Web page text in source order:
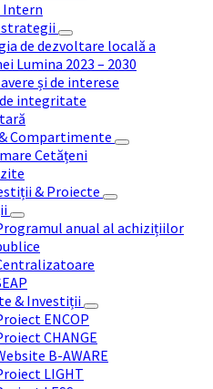
Intern
strategii
de dezvoltare locală a
Lumina 2023 – 2030
și de interese
integritate
Compartimente
Cetățeni
& Proiecte
anual al achizițiilor
& Investiții
ENCOP
CHANGE
B-AWARE
LIGHT